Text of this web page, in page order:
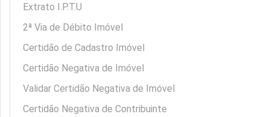
Extrato I.P.T.U
2ª Via de Débito Imóvel
Certidão de Cadastro Imóvel
Certidão Negativa de Imóvel
Validar Certidão Negativa de Imóvel
Certidão Negativa de Contribuinte